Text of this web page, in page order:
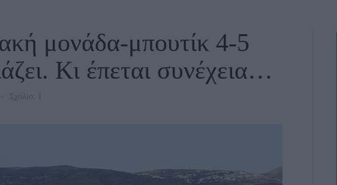
μονάδα-μπουτίκ 4-5
Κι έπεται συνέχεια…
Σχόλιο: 1